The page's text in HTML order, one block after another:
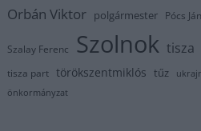
Orbán Viktor polgármester Pócs
Szalay Ferenc Szolnok tisza
tisza part törökszentmiklós tűz
önkormányzat